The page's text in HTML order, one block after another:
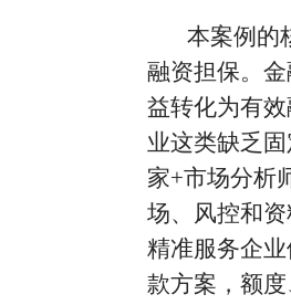
本案例的
融资担保。
益转化为有
业这类缺乏
家+市场分析
场、风控和
精准服务企
款方案，额